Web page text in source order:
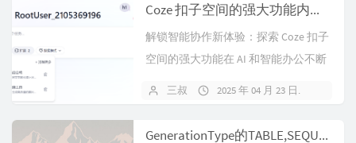
Coze 扣子空间的强大功能内测邀请链接
解锁智能协作新体验：探索 Coze 扣子
空间的强大功能在 AI 和智能办公不断
三叔 2025 年 04 月 23 日
GenerationType的TABLE,SEQUENCE,IDENTITY,UUID,AUTO 有什么用？